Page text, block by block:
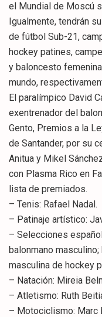
el Mundial de Moscú
Igualmente, tendrán
de fútbol Sub-21,
hockey patines,
y baloncesto
mundo,
El paralímpico David
exentrenador del
Gento, Premios a la
de Santander, por su
Anitua y Mikel
con Plasma Rico en
lista de premiados.
– Tenis: Rafael Nadal.
– Patinaje artístico:
– Selecciones
balonmano
masculina de hockey
– Natación: Mireia
– Atletismo: Ruth
– Motociclismo: Marc